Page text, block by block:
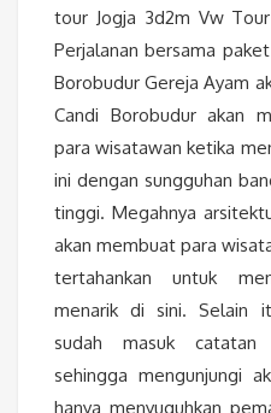
tour Jogja 3d2m Vw
Perjalanan bersama
Borobudur Gereja Ayam
Candi Borobudur akan
para wisatawan ketika
ini dengan sungguhan
tinggi. Megahnya
akan membuat para
tertahankan untuk
menarik di sini. Selain
sudah masuk catatan
sehingga mengunjungi
hanya menyuguhkan